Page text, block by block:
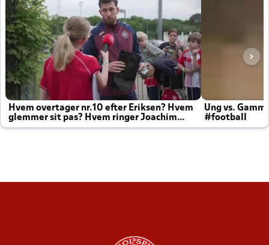
Hvem overtager nr.10 efter Eriksen? Hvem
glemmer sit pas? Hvem ringer Joachim
altid til efter kampe?
Ung vs.
#football